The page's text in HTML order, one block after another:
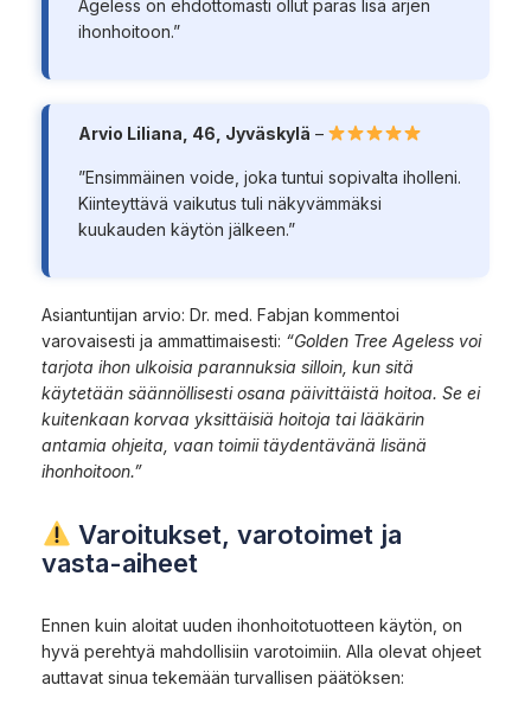
Ageless on ehdottomasti ollut paras lisä arjen
ihonhoitoon.”
Arvio Liliana, 46, Jyväskylä –
”Ensimmäinen voide, joka tuntui sopivalta iholleni.
Kiinteyttävä vaikutus tuli näkyvämmäksi
kuukauden käytön jälkeen.”
Asiantuntijan arvio: Dr. med. Fabjan kommentoi
varovaisesti ja ammattimaisesti: “Golden Tree Ageless voi
tarjota ihon ulkoisia parannuksia silloin, kun sitä
käytetään säännöllisesti osana päivittäistä hoitoa. Se ei
kuitenkaan korvaa yksittäisiä hoitoja tai lääkärin
antamia ohjeita, vaan toimii täydentävänä lisänä
ihonhoitoon.”
Varoitukset, varotoimet ja
vasta-aiheet
Ennen kuin aloitat uuden ihonhoitotuotteen käytön, on
hyvä perehtyä mahdollisiin varotoimiin. Alla olevat ohjeet
auttavat sinua tekemään turvallisen päätöksen: